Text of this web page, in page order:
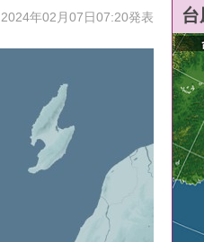
2024年02月07日07:20発表